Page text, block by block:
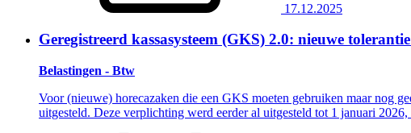
17.12.2025
Geregistreerd kassasysteem (GKS) 2.0: nieuwe
Belastingen - Btw
Voor (nieuwe) horecazaken die een GKS moeten gebruiken maar nog
uitgesteld. Deze verplichting werd eerder al uitgesteld tot 1 januari